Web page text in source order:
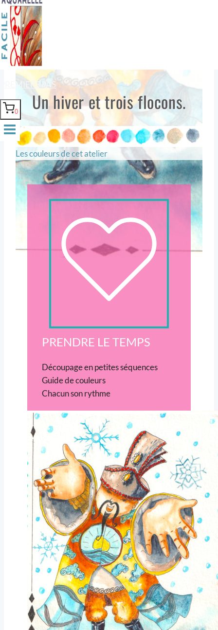
PREMIERS PAS
0 Un hiver et trois flocons.
Les couleurs de cet atelier
PRENDRE LE TEMPS
Découpage en petites séquences
Guide de couleurs
Chacun son rythme